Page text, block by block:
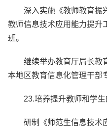
深入实施《教师教育振
教师信息技术应用能力提升
班。
继续举办教育厅局长教
本地区教育信息化管理干部
23.培养提升教师和学
研制《师范生信息技术